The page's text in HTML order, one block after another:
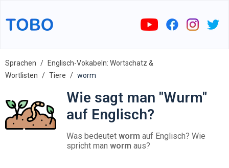
Sprachen
Englisch-Vokabeln: Wortschatz &
Wortlisten
Tiere worm
Wie sagt man "Wurm"
auf Englisch?
Was bedeutet worm auf Englisch? Wie
spricht man worm aus?